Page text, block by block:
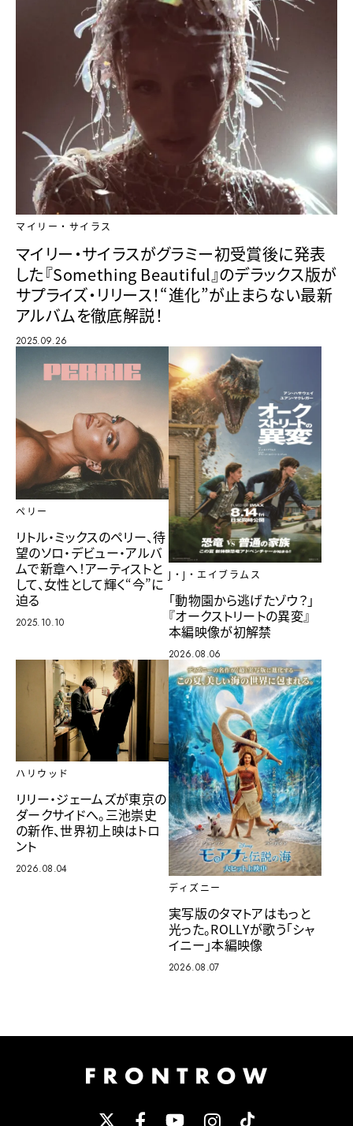
マイリー・サイラス
マイリー・サイラスがグラミー初受賞後に発表
した『Something Beautiful』のデラックス版が
サプライズ・リリース！“進化”が止まらない最新
アルバムを徹底解説！
2025.09.26
ペリー
リトル・ミックスのペリー、待
望のソロ・デビュー・アルバ
ムで新章へ！アーティストと
して、女性として輝く“今”に
迫る
2025.10.10
J・J・エイブラムス
「動物園から逃げたゾウ？」
『オークストリートの異変』
本編映像が初解禁
2026.08.06
ハリウッド
リリー・ジェームズが東京の
ダークサイドへ。三池崇史
の新作、世界初上映はトロ
ント
2026.08.04
ディズニー
実写版のタマトアはもっと
光った。ROLLYが歌う「シャ
イニー」本編映像
2026.08.07